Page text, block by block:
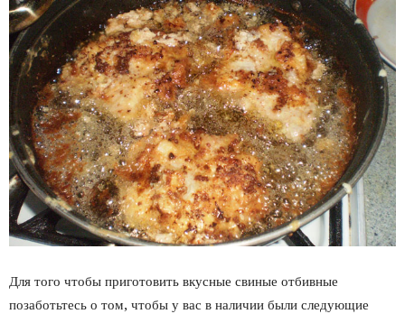
Для того чтобы приготовить вкусные свиные отбивные
позаботьтесь о том, чтобы у вас в наличии были следующие